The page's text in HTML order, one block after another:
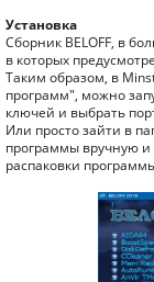
Установка
Сборник BELOFF, в
в которых
Таким образом, в
программ", можно
ключей и выбрать
Или просто зайти в
программы вручную
распаковки